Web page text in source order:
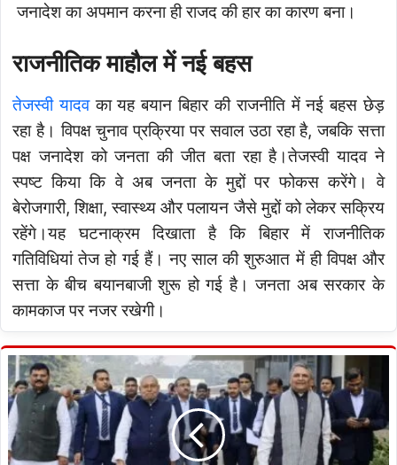
जनादेश का अपमान करना ही राजद की हार का कारण बना।
राजनीतिक माहौल में नई बहस
तेजस्वी यादवका यह बयान बिहार की राजनीति में नई बहस छेड़
रहा है। विपक्ष चुनाव प्रक्रिया पर सवाल उठा रहा है, जबकि सत्ता
पक्ष जनादेश को जनता की जीत बता रहा है।तेजस्वी यादव ने
स्पष्ट किया कि वे अब जनता के मुद्दों पर फोकस करेंगे। वे
बेरोजगारी, शिक्षा, स्वास्थ्य और पलायन जैसे मुद्दों को लेकर सक्रिय
रहेंगे।यह घटनाक्रम दिखाता है कि बिहार में राजनीतिक
गतिविधियां तेज हो गई हैं। नए साल की शुरुआत में ही विपक्ष और
सत्ता के बीच बयानबाजी शुरू हो गई है। जनता अब सरकार के
कामकाज पर नजर रखेगी।
CM
Nitish
Kumar:
नीतीश
कुमार
16